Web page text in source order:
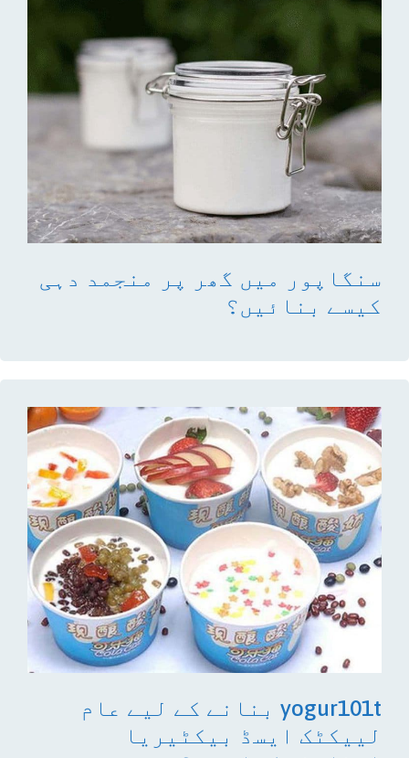
سنگاپور میں گھر پر منجمد دہی
کیسے بنائیں؟
yogur101t بنانے کے لیے عام
لییکٹک ایسڈ بیکٹیریا